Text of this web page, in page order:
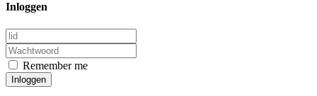
Inloggen
Remember me
Inloggen